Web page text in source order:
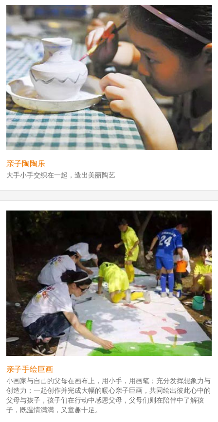
亲子陶陶乐
大手小手交织在一起，造出美丽陶艺
亲子手绘巨画
小画家与自己的父母在画布上，用小手，用画笔；充分发挥想象力与
创造力；一起创作并完成大幅的暖心亲子巨画，共同绘出彼此心中的
父母与孩子，孩子们在行动中感恩父母，父母们则在陪伴中了解孩
子，既温情满满，又童趣十足。